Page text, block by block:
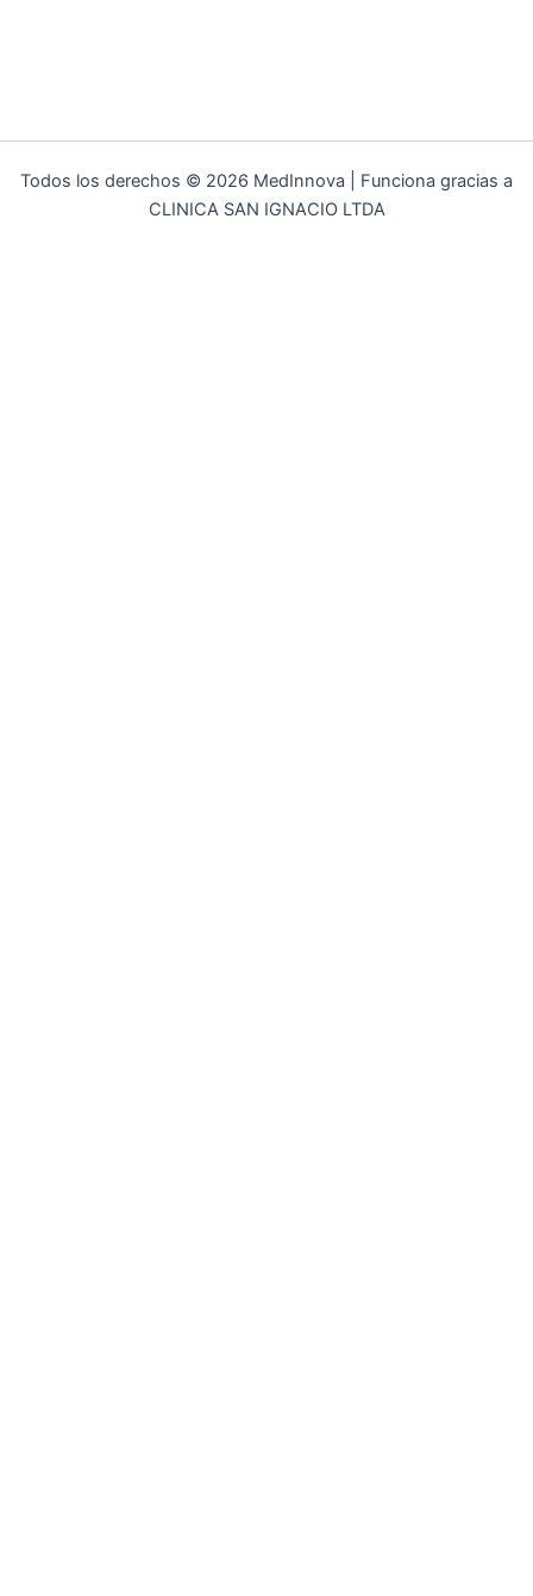
Todos los derechos © 2026 MedInnova | Funciona gracias a
CLINICA SAN IGNACIO LTDA